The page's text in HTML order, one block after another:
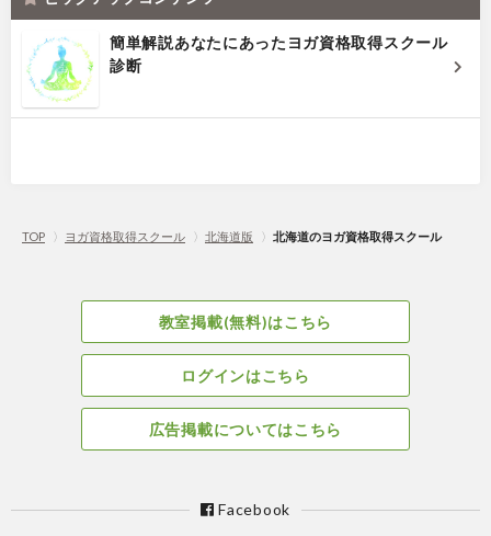
簡単解説あなたにあったヨガ資格取得スクール
診断
TOP 〉 ヨガ資格取得スクール 〉 北海道版 〉 北海道のヨガ資格取得スクール
教室掲載(無料)はこちら
ログインはこちら
広告掲載についてはこちら
Facebook